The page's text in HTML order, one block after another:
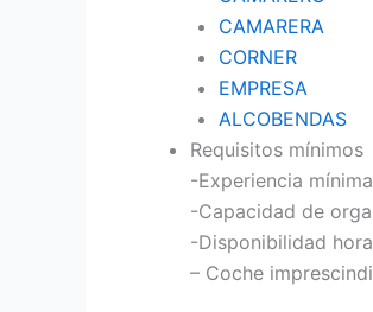
CAMARERA
CORNER
EMPRESA
ALCOBENDAS
Requisitos mínimos
-Experiencia
-Capacidad de
-Disponibilidad
– Coche